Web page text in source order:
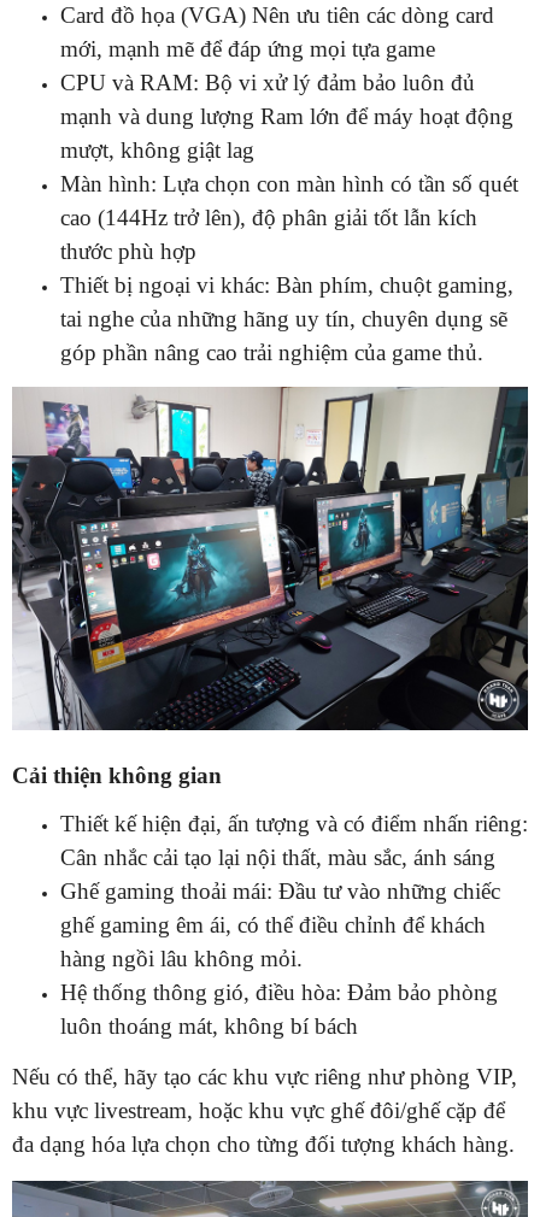
Card đồ họa (VGA) Nên ưu tiên các dòng card
mới, mạnh mẽ để đáp ứng mọi tựa game
CPU và RAM: Bộ vi xử lý đảm bảo luôn đủ
mạnh và dung lượng Ram lớn để máy hoạt động
mượt, không giật lag
Màn hình: Lựa chọn con màn hình có tần số quét
cao (144Hz trở lên), độ phân giải tốt lẫn kích
thước phù hợp
Thiết bị ngoại vi khác: Bàn phím, chuột gaming,
tai nghe của những hãng uy tín, chuyên dụng sẽ
góp phần nâng cao trải nghiệm của game thủ.
Cải thiện không gian
Thiết kế hiện đại, ấn tượng và có điểm nhấn riêng:
Cân nhắc cải tạo lại nội thất, màu sắc, ánh sáng
Ghế gaming thoải mái: Đầu tư vào những chiếc
ghế gaming êm ái, có thể điều chỉnh để khách
hàng ngồi lâu không mỏi.
Hệ thống thông gió, điều hòa: Đảm bảo phòng
luôn thoáng mát, không bí bách
Nếu có thể, hãy tạo các khu vực riêng như phòng VIP,
khu vực livestream, hoặc khu vực ghế đôi/ghế cặp để
đa dạng hóa lựa chọn cho từng đối tượng khách hàng.